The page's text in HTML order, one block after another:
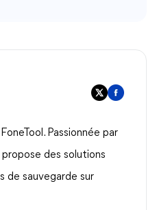
Passionnée par
propose des solutions
de sauvegarde sur